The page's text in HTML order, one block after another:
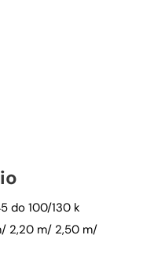
do 100/130 k
2,20 m/ 2,50 m/